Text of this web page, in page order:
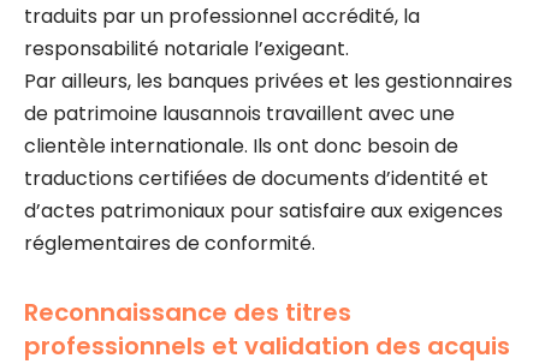
traduits par un professionnel accrédité, la
responsabilité notariale l’exigeant.
Par ailleurs, les banques privées et les gestionnaires
de patrimoine lausannois travaillent avec une
clientèle internationale. Ils ont donc besoin de
traductions certifiées de documents d’identité et
d’actes patrimoniaux pour satisfaire aux exigences
réglementaires de conformité.
Reconnaissance des titres
professionnels et validation des acquis